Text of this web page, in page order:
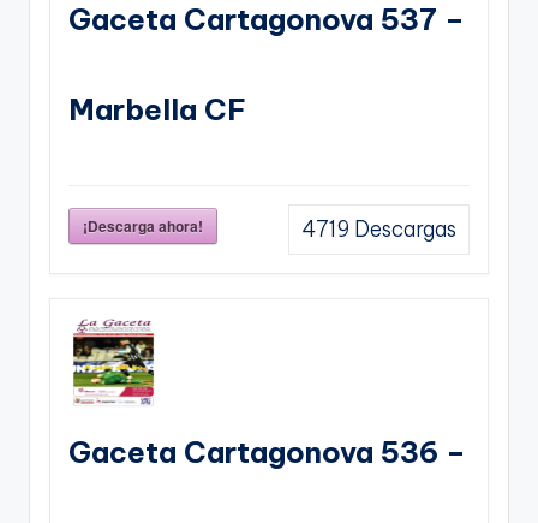
Gaceta Cartagonova 537 –
Marbella CF
¡Descarga ahora! 4719 Descargas
Gaceta Cartagonova 536 –